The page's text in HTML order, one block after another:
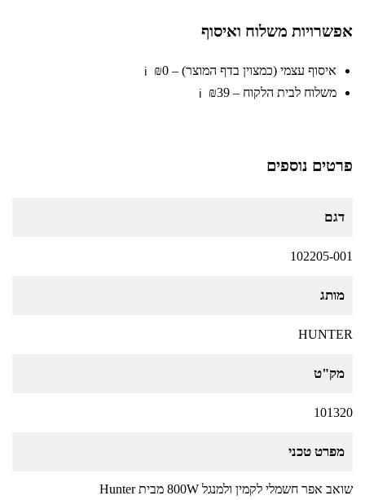
אפשרויות משלוח ואיסוף
איסוף עצמי (כמצוין בדף המוצר) – ₪0 ℹ️
משלוח לבית הלקוח – ₪39 ℹ️
פרטים נוספים
דגם
102205-001
מותג
HUNTER
מק"ט
101320
מפרט טכני
שואב אפר חשמלי לקמין ולמנגל 800W מבית Hunter